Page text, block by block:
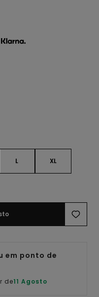
L XL
em ponto de
de11 Agosto